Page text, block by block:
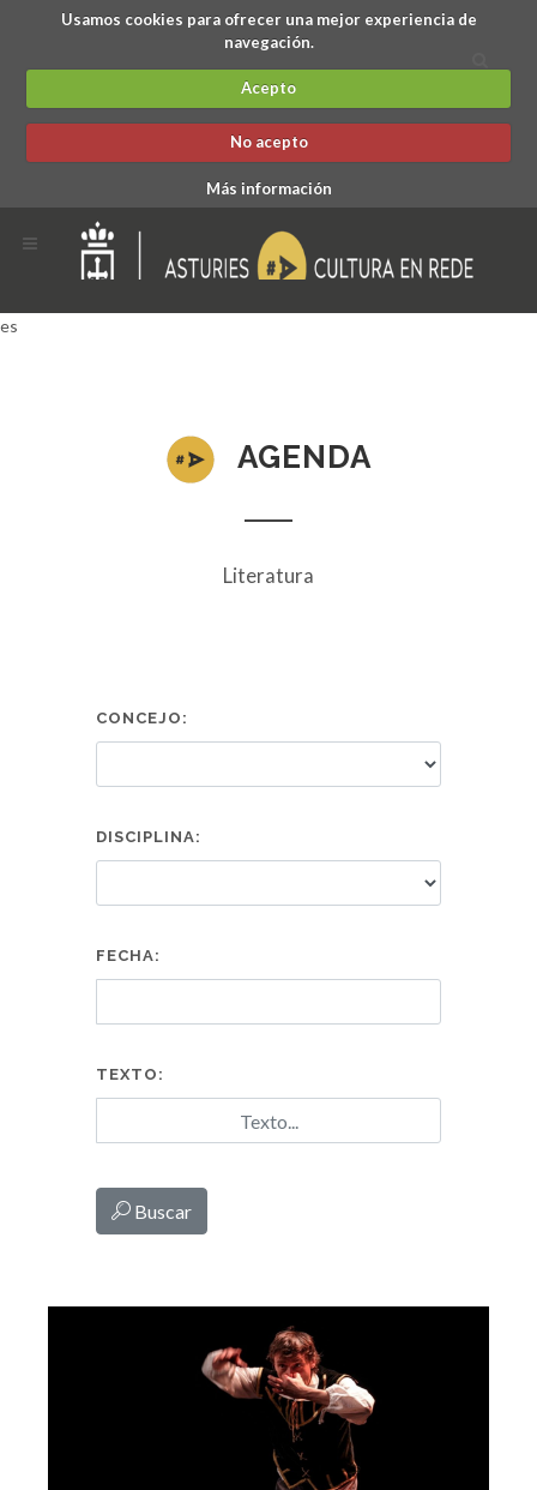
Usamos cookies para ofrecer una mejor experiencia de
navegación.
Acepto
No acepto
Más información
es
AGENDA
Literatura
CONCEJO:
DISCIPLINA:
FECHA:
TEXTO:
Buscar